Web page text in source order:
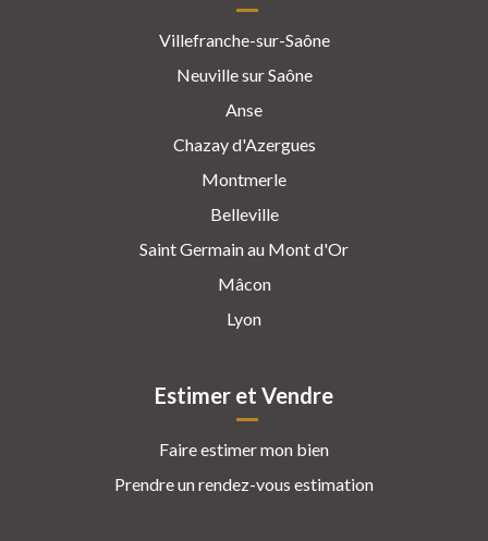
Villefranche-sur-Saône
Neuville sur Saône
Anse
Chazay d'Azergues
Montmerle
Belleville
Saint Germain au Mont d'Or
Mâcon
Lyon
Estimer et Vendre
Faire estimer mon bien
Prendre un rendez-vous estimation